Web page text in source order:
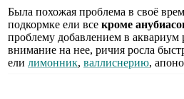
Была похожая проблема в своё
подкормке ели все кроме
проблему добавлением в
внимание на нее, ричия росла
ели лимонник, валлиснерию,